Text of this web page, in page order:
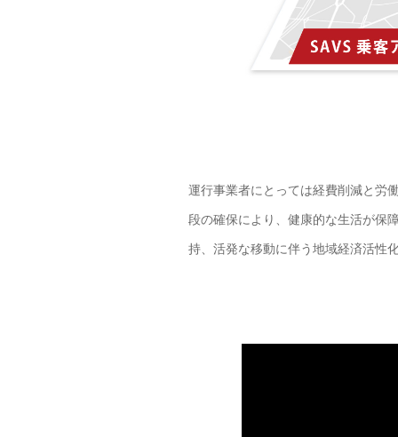
運行事業者にとっては経費削減と労
段の確保により、健康的な生活が保
持、活発な移動に伴う地域経済活性